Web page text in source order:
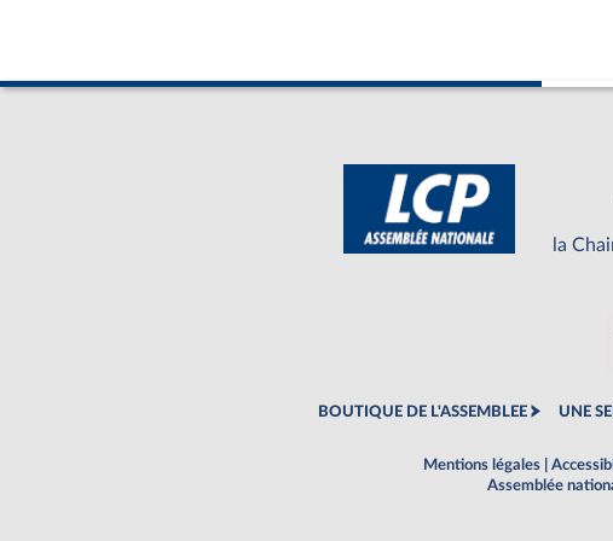
la
BOUTIQUE DE L'ASSEMBLEE UNE
Mentions légales
Assemblée